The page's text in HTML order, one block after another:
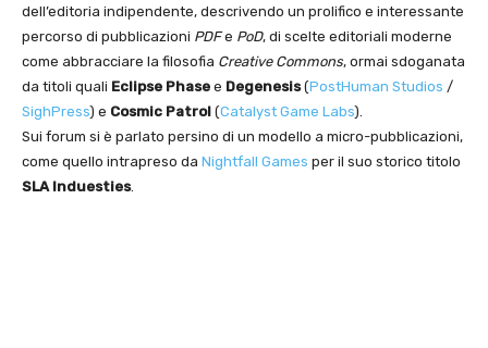
dell’editoria indipendente, descrivendo un prolifico e interessante
percorso di pubblicazioni PDFe PoD, di scelte editoriali moderne
come abbracciare la filosofia Creative Commons, ormai sdoganata
da titoli quali Eclipse Phase e Degenesis(PostHuman Studios /
SighPress) e Cosmic Patrol (Catalyst Game Labs).
Sui forum si è parlato persino di un modello a micro-pubblicazioni,
come quello intrapreso da Nightfall Games per il suo storico titolo
SLA Induesties.